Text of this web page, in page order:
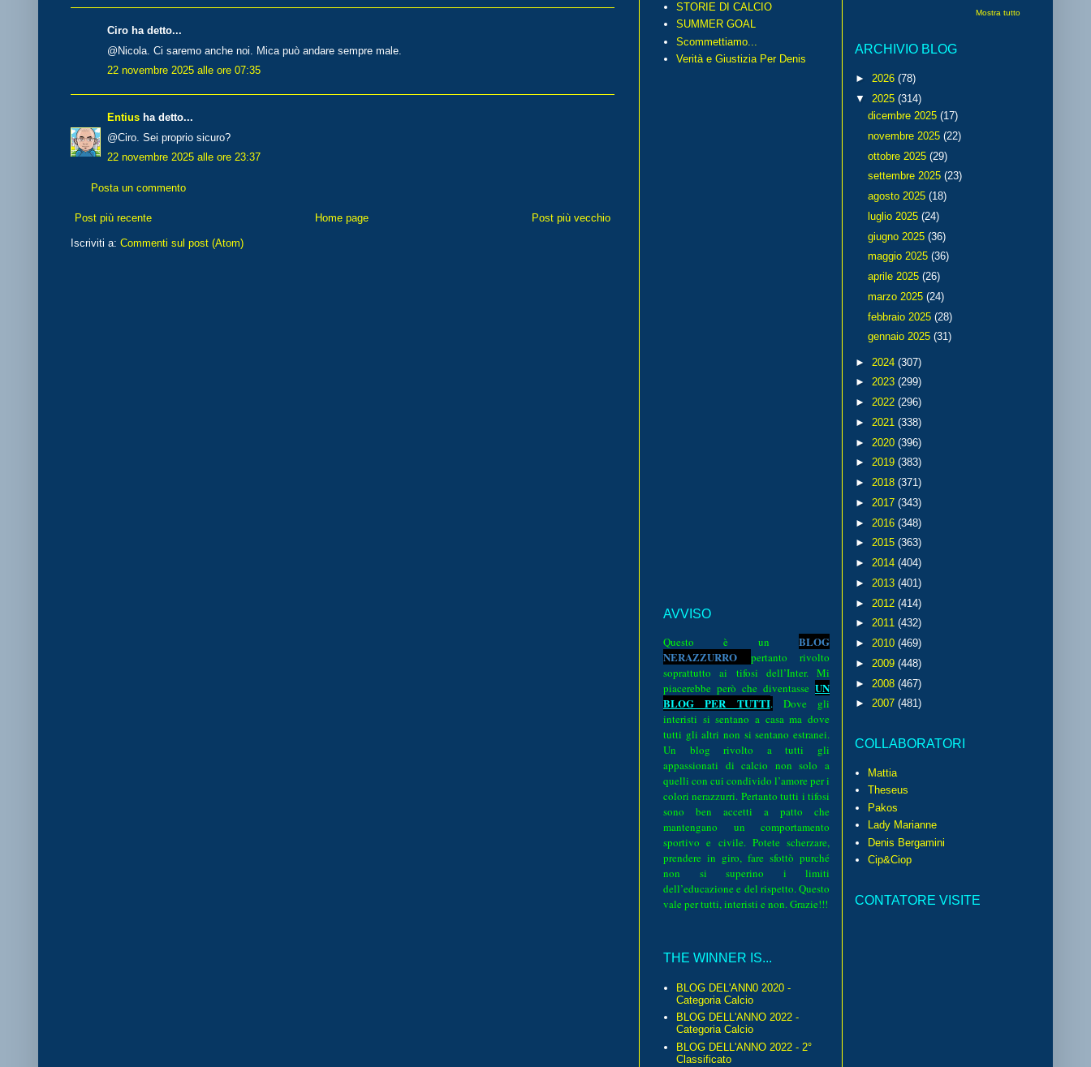
Ciro ha detto...
@Nicola. Ci saremo anche noi. Mica può andare sempre male.
22 novembre 2025 alle ore 07:35
Entius ha detto...
@Ciro. Sei proprio sicuro?
22 novembre 2025 alle ore 23:37
Posta un commento
Post più recente Post più vecchio
Home page
Iscriviti a: Commenti sul post (Atom)
STORIE DI CALCIO
SUMMER GOAL
Scommettiamo...
Verità e Giustizia Per Denis
AVVISO
Questo è un BLOG
NERAZZURRO pertanto rivolto
soprattutto ai tifosi dell’Inter. Mi
piacerebbe però che diventasse UN
BLOG PER TUTTI.
Dove gli
interisti si sentano a casa ma dove
tutti gli altri non si sentano estranei.
Un blog rivolto a tutti gli
appassionati di calcio non solo a
quelli con cui condivido l’amore per i
colori nerazzurri. Pertanto tutti i tifosi
sono ben accetti a patto che
mantengano un comportamento
sportivo e civile. Potete scherzare,
prendere in giro, fare sfottò purché
non si superino i limiti
dell’educazione e del rispetto. Questo
vale per tutti, interisti e non. Grazie!!!
THE WINNER IS...
BLOG DEL'ANN0 2020 -
Categoria Calcio
BLOG DELL'ANNO 2022 -
Categoria Calcio
BLOG DELL'ANNO 2022 - 2°
Classificato
Mostra tutto
ARCHIVIO BLOG
► 2026 (78)
▼ 2025 (314)
dicembre 2025 (17)
novembre 2025 (22)
ottobre 2025 (29)
settembre 2025 (23)
agosto 2025 (18)
luglio 2025 (24)
giugno 2025 (36)
maggio 2025 (36)
aprile 2025 (26)
marzo 2025 (24)
febbraio 2025 (28)
gennaio 2025 (31)
► 2024 (307)
► 2023 (299)
► 2022 (296)
► 2021 (338)
► 2020 (396)
► 2019 (383)
► 2018 (371)
► 2017 (343)
► 2016 (348)
► 2015 (363)
► 2014 (404)
► 2013 (401)
► 2012 (414)
► 2011 (432)
► 2010 (469)
► 2009 (448)
► 2008 (467)
► 2007 (481)
COLLABORATORI
Mattia
Theseus
Pakos
Lady Marianne
Denis Bergamini
Cip&Ciop
CONTATORE VISITE